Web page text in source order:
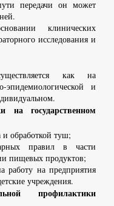
передачи он может
клинических
исследования и
как на
эпидемиологической и
на государственном
и обработкой туш;
правил в части
пищевых продуктов;
работу на предприятия
учреждения.
профилактики